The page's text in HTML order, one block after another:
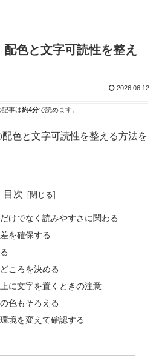
配色と文字可読性を整え
2026.06.12
記事は約4分で読めます。
色と文字可読性を整える方法を
目次
けでなく読みやすさに関わる
を確保する
ころを決める
に文字を置くときの注意
色もそろえる
境を変えて確認する